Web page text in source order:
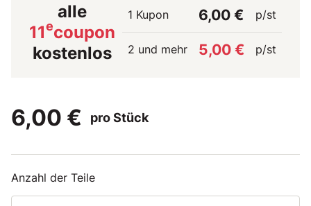
alle
11ecoupon
kostenlos
1 Kupon 6,00 € p/st
2 und mehr 5,00 € p/st
6,00 € pro Stück
Anzahl der Teile